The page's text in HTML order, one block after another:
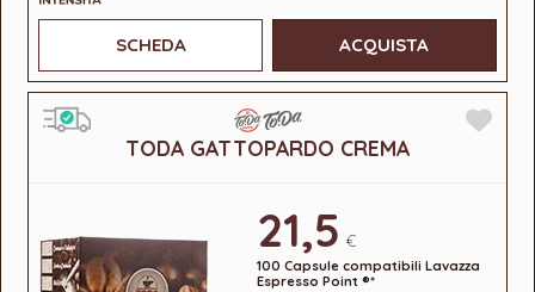
SCHEDA ACQUISTA
TODA GATTOPARDO CREMA
21,5 €
100 Capsule compatibili Lavazza
Espresso Point ®*